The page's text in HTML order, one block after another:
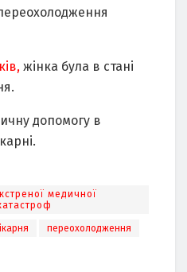
жінка була в стані
допомогу в
медичної
переохолодження